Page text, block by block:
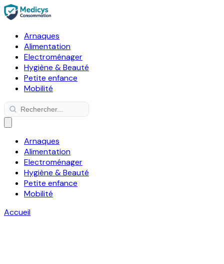
Arnaques
Alimentation
Electroménager
Hygiène & Beauté
Petite enfance
Mobilité
Arnaques
Alimentation
Electroménager
Hygiène & Beauté
Petite enfance
Mobilité
Accueil